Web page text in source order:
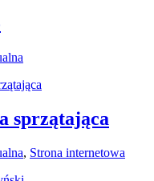
sprzątająca
, Strona internetowa